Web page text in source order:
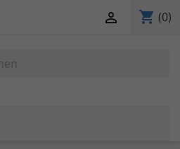
shopping_cart (0)
